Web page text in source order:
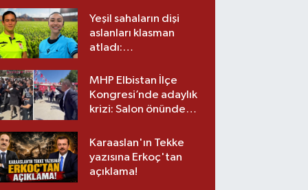
Yeşil sahaların dişi
aslanları klasman
atladı:
üst lige iki transfer!
MHP Elbistan İlçe
Kongresi’nde adaylık
krizi: Salon önünde
Karaaslan'ın Tekke
yazısına Erkoç'tan
açıklama!